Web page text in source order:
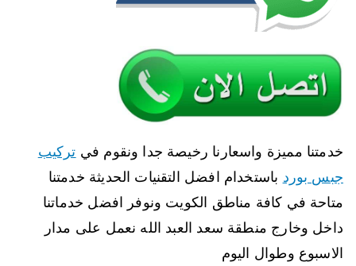
خدمتنا مميزة واسعارنا رخيصة جدا ونقوم في تركيب
جبس بورد باستخدام افضل التقنيات الحديثة خدمتنا
متاحة في كافة مناطق الكويت ونوفر افضل خدماتنا
داخل وخارج منطقة سعد العبد الله نعمل على مدار
الاسبوع وطوال اليوم